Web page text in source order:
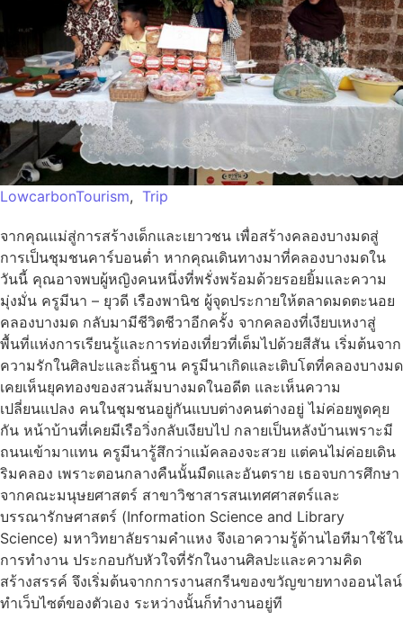
LowcarbonTourism, Trip
จากคุณแม่สู่การสร้างเด็กและเยาวชน เพื่อสร้างคลองบางมดสู่
การเป็นชุมชนคาร์บอนต่ำ หากคุณเดินทางมาที่คลองบางมดใน
วันนี้ คุณอาจพบผู้หญิงคนหนึ่งที่พรั่งพร้อมด้วยรอยยิ้มและความ
มุ่งมั่น ครูมีนา – ยุวดี เรืองพานิช ผู้จุดประกายให้ตลาดมดตะนอย
คลองบางมด กลับมามีชีวิตชีวาอีกครั้ง จากคลองที่เงียบเหงาสู่
พื้นที่แห่งการเรียนรู้และการท่องเที่ยวที่เต็มไปด้วยสีสัน เริ่มต้นจาก
ความรักในศิลปะและถิ่นฐาน ครูมีนาเกิดและเติบโตที่คลองบางมด
เคยเห็นยุคทองของสวนส้มบางมดในอดีต และเห็นความ
เปลี่ยนแปลง คนในชุมชนอยู่กันแบบต่างคนต่างอยู่ ไม่ค่อยพูดคุย
กัน หน้าบ้านที่เคยมีเรือวิ่งกลับเงียบไป กลายเป็นหลังบ้านเพราะมี
ถนนเข้ามาแทน ครูมีนารู้สึกว่าแม้คลองจะสวย แต่คนไม่ค่อยเดิน
ริมคลอง เพราะตอนกลางคืนนั้นมืดและอันตราย เธอจบการศึกษา
จากคณะมนุษยศาสตร์ สาขาวิชาสารสนเทศศาสตร์และ
บรรณารักษศาสตร์ (Information Science and Library
Science) มหาวิทยาลัยรามคำแหง จึงเอาความรู้ด้านไอทีมาใช้ใน
การทำงาน ประกอบกับหัวใจที่รักในงานศิลปะและความคิด
สร้างสรรค์ จึงเริ่มต้นจากการงานสกรีนของขวัญขายทางออนไลน์
ทำเว็บไซต์ของตัวเอง ระหว่างนั้นก็ทำงานอยู่ที